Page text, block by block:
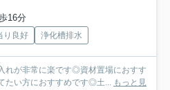
16分
り良好 浄化槽排水
れが非常に楽です◎資材置場におすす
たい方におすすめです◎土...
もっと見